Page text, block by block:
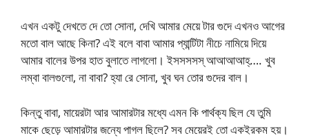
এখন একটু দেখতে দে তো সোনা, দেখি আমার মেয়ে টার গুদে এখনও আগের
মতো বাল আছে কিনা? এই বলে বাবা আমার প্যান্টিটা নীচে নামিয়ে দিয়ে
আমার বালের উপর হাত বুলাতে লাগলো। ইসসসসস্ আআআআহ্…. খুব
লম্বা বালগুলো, না বাবা? হ্যা রে সোনা, খুব ঘন তোর গুদের বাল।
কিন্তু বাবা, মায়েরটা আর আমারটার মধ্যে এমন কি পার্থক্য ছিল যে তুমি
মাকে ছেড়ে আমারটার জন্যে পাগল ছিলে? সব মেয়েরই তো একইরকম হয়।